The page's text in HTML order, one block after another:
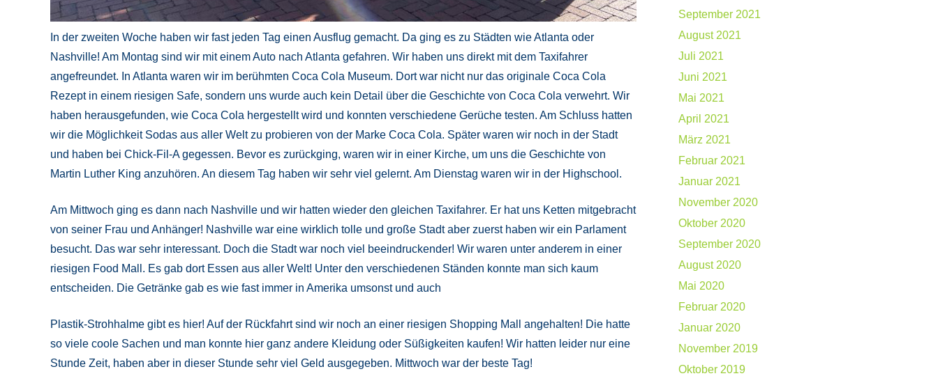
In der zweiten Woche haben wir fast jeden Tag einen Ausflug gemacht. Da ging es zu Städten wie Atlanta oder
Nashville! Am Montag sind wir mit einem Auto nach Atlanta gefahren. Wir haben uns direkt mit dem Taxifahrer
angefreundet. In Atlanta waren wir im berühmten Coca Cola Museum. Dort war nicht nur das originale Coca Cola
Rezept in einem riesigen Safe, sondern uns wurde auch kein Detail über die Geschichte von Coca Cola verwehrt. Wir
haben herausgefunden, wie Coca Cola hergestellt wird und konnten verschiedene Gerüche testen. Am Schluss hatten
wir die Möglichkeit Sodas aus aller Welt zu probieren von der Marke Coca Cola. Später waren wir noch in der Stadt
und haben bei Chick-Fil-A gegessen. Bevor es zurückging, waren wir in einer Kirche, um uns die Geschichte von
Martin Luther King anzuhören. An diesem Tag haben wir sehr viel gelernt. Am Dienstag waren wir in der Highschool.
Am Mittwoch ging es dann nach Nashville und wir hatten wieder den gleichen Taxifahrer. Er hat uns Ketten mitgebracht
von seiner Frau und Anhänger! Nashville war eine wirklich tolle und große Stadt aber zuerst haben wir ein Parlament
besucht. Das war sehr interessant. Doch die Stadt war noch viel beeindruckender! Wir waren unter anderem in einer
riesigen Food Mall. Es gab dort Essen aus aller Welt! Unter den verschiedenen Ständen konnte man sich kaum
entscheiden. Die Getränke gab es wie fast immer in Amerika umsonst und auch
Plastik-Strohhalme gibt es hier! Auf der Rückfahrt sind wir noch an einer riesigen Shopping Mall angehalten! Die hatte
so viele coole Sachen und man konnte hier ganz andere Kleidung oder Süßigkeiten kaufen! Wir hatten leider nur eine
Stunde Zeit, haben aber in dieser Stunde sehr viel Geld ausgegeben. Mittwoch war der beste Tag!
September 2021
August 2021
Juli 2021
Juni 2021
Mai 2021
April 2021
März 2021
Februar 2021
Januar 2021
November 2020
Oktober 2020
September 2020
August 2020
Mai 2020
Februar 2020
Januar 2020
November 2019
Oktober 2019